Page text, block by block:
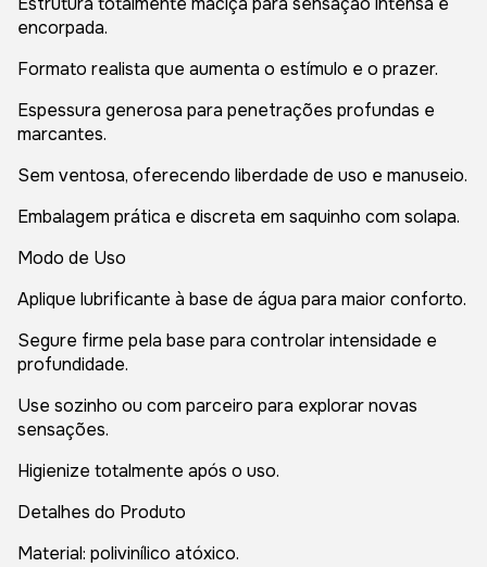
encorpada.
Formato realista que aumenta o estímulo e o prazer.
Espessura generosa para penetrações profundas e
marcantes.
Sem ventosa, oferecendo liberdade de uso e manuseio.
Embalagem prática e discreta em saquinho com solapa.
Modo de Uso
Aplique lubrificante à base de água para maior conforto.
Segure firme pela base para controlar intensidade e
profundidade.
Use sozinho ou com parceiro para explorar novas
sensações.
Higienize totalmente após o uso.
Detalhes do Produto
Material: polivinílico atóxico.